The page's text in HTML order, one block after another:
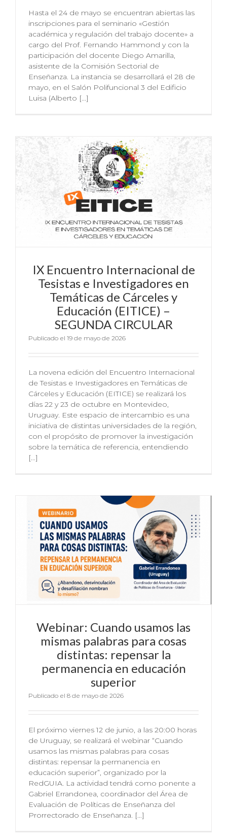
Hasta el 24 de mayo se encuentran abiertas las
inscripciones para el seminario «Gestión
académica y regulación del trabajo docente» a
cargo del Prof. Fernando Hammond y con la
participación del docente Diego Amarilla,
asistente de la Comisión Sectorial de
Enseñanza. La instancia se desarrollará el 28 de
mayo, en el Salón Polifuncional 3 del Edificio
Luisa (Alberto [...]
IX Encuentro Internacional de
Tesistas e Investigadores en
Temáticas de Cárceles y
Educación (EITICE) –
SEGUNDA CIRCULAR
Publicado el 19 de mayo de 2026
La novena edición del Encuentro Internacional
de Tesistas e Investigadores en Temáticas de
Cárceles y Educación (EITICE) se realizará los
días 22 y 23 de octubre en Montevideo,
Uruguay. Este espacio de intercambio es una
iniciativa de distintas universidades de la región,
con el propósito de promover la investigación
sobre la temática de referencia, entendiendo
[...]
Webinar: Cuando usamos las
mismas palabras para cosas
distintas: repensar la
permanencia en educación
superior
Publicado el 8 de mayo de 2026
El próximo viernes 12 de junio, a las 20:00 horas
de Uruguay, se realizará el webinar “Cuando
usamos las mismas palabras para cosas
distintas: repensar la permanencia en
educación superior”, organizado por la
RedGUIA. La actividad tendrá como ponente a
Gabriel Errandonea, coordinador del Área de
Evaluación de Políticas de Enseñanza del
Prorrectorado de Enseñanza. [...]